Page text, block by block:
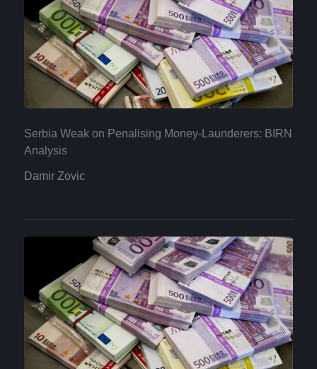
Serbia Weak on Penalising Money-Launderers: BIRN
Analysis
Damir Zovic